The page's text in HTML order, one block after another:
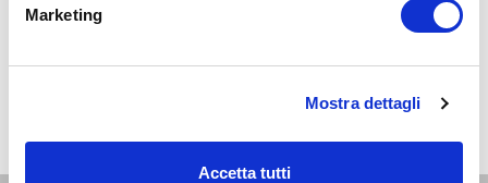
Marketing
Mostra dettagli
Accetta tutti